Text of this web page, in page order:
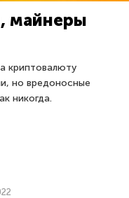
майнеры
криптовалюту
но вредоносные
никогда.